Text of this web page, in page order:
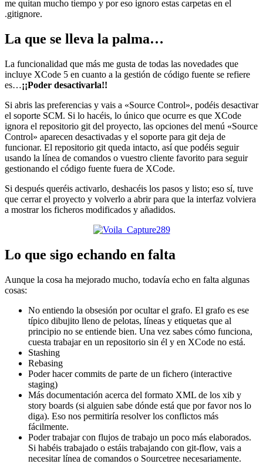
me quitan mucho tiempo y por eso ignoro estas carpetas en el
.gitignore.
La que se lleva la palma…
La funcionalidad que más me gusta de todas las novedades que
incluye XCode 5 en cuanto a la gestión de código fuente se refiere
es…¡¡Poder desactivarla!!
Si abris las preferencias y vais a «Source Control», podéis desactivar
el soporte SCM. Si lo hacéis, lo único que ocurre es que XCode
ignora el repositorio git del proyecto, las opciones del menú «Source
Control» aparecen desactivadas y el soporte para git deja de
funcionar. El repositorio git queda intacto, así que podéis seguir
usando la línea de comandos o vuestro cliente favorito para seguir
gestionando el código fuente fuera de XCode.
Si después queréis activarlo, deshacéis los pasos y listo; eso sí, tuve
que cerrar el proyecto y volverlo a abrir para que la interfaz volviera
a mostrar los ficheros modificados y añadidos.
Lo que sigo echando en falta
Aunque la cosa ha mejorado mucho, todavía echo en falta algunas
cosas:
No entiendo la obsesión por ocultar el grafo. El grafo es ese
típico dibujito lleno de pelotas, líneas y etiquetas que al
principio no se entiende bien. Una vez sabes cómo funciona,
cuesta trabajar en un repositorio sin él y en XCode no está.
Stashing
Rebasing
Poder hacer commits de parte de un fichero (interactive
staging)
Más documentación acerca del formato XML de los xib y
story boards (si alguien sabe dónde está que por favor nos lo
diga). Eso nos permitiría resolver los conflictos más
fácilmente.
Poder trabajar con flujos de trabajo un poco más elaborados.
Si habéis trabajado o estáis trabajando con git-flow, vais a
necesitar línea de comandos o Sourcetree necesariamente.